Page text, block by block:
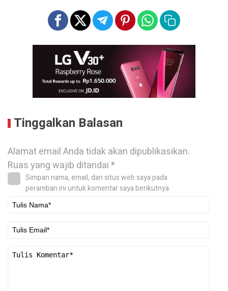
Tinggalkan Balasan
Alamat email Anda tidak akan dipublikasikan.
Ruas yang wajib ditandai*
Simpan nama, email, dan situs web saya pada
peramban ini untuk komentar saya berikutnya.